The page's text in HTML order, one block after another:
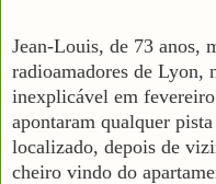
Jean-Louis, de 73 anos,
radioamadores de Lyon,
inexplicável em
apontaram qualquer
localizado, depois de
cheiro vindo do